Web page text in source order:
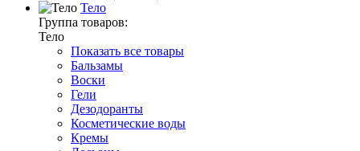
Тело
Группа товаров:
Тело
Показать все товары
Бальзамы
Воски
Гели
Дезодоранты
Косметические воды
Кремы